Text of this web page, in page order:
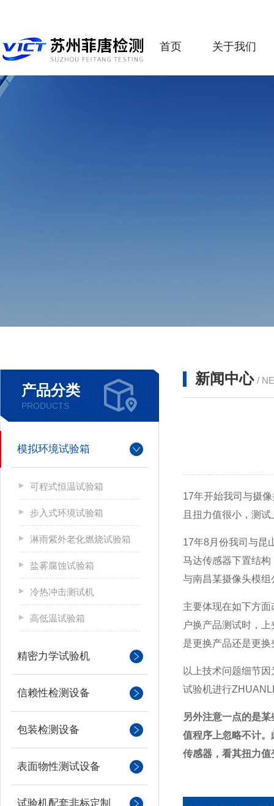
首页 关于我们
产品分类
PRODUCTS
模拟环境试验箱
可程式恒温试验箱
步入式环境试验箱
淋雨紫外老化燃烧试验箱
盐雾腐蚀试验箱
冷热冲击测试机
高低温试验箱
精密力学试验机
信赖性检测设备
包装检测设备
表面物性测试设备
试验机配套非标定制
新闻中心 /
17年开始我司与摄
且扭力值很小，测
17年8月份我司与昆
马达传感器下置结
与南昌某摄像头模
主要体现在如下方
户换产品测试时，
是更换产品还是更
以上技术问题细节
试验机进行
另外注意一点的是
值程序上忽略不计
传感器，看其扭力